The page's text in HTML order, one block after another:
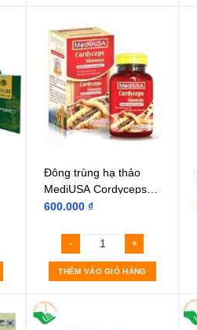
Đông trùng hạ thảo
MediUSA Cordyceps
Sinensis
600.000₫
THÊM VÀO GIỎ HÀNG